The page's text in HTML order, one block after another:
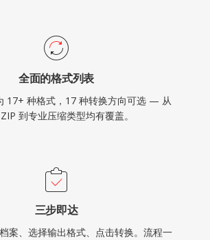
全面的格式列表
17+ 种格式，17 种转换方向可选 — 从
到专业压缩类型均有覆盖。
三步即达
案、选择输出格式、点击转换。流程一